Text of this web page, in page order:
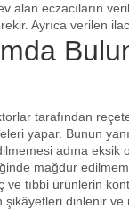
alan eczacıların
Ayrıca verilen
tarafından
yapar. Bunun
adına eksik
mağdur
ve tıbbi ürünlerin
şikâyetleri dinlenir